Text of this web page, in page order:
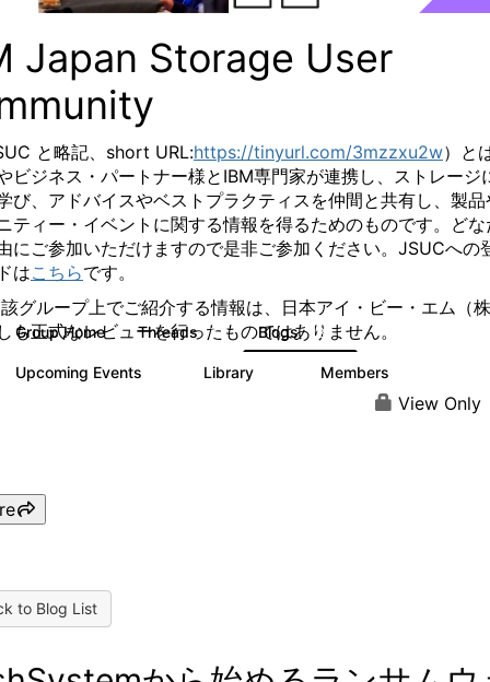
Japan Storage User
と略記、 short URL:https://tinyurl.com/3mzzxu2w）と
ビジネス・パートナー様とIBM専門家が連携し、ストレージ
び、アドバイスやベストプラクティスを仲間と共有し、製品
ティー・イベントに関する情報を得るためのものです。 ど
にご参加いただけますので是非ご参加ください。 JSUCへの
はこちらです。
グループ上でご紹介する情報は、日本アイ・ビー・エム（
も正式なレビューを行ったものではありません。
Group Home Threads 7 Blogs 185
Upcoming Events Library Members
View Only
to Blog List